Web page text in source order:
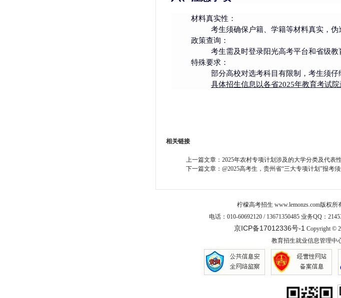
材料真实性 ：
考生须确保户籍、学籍等材料真实，伪
政策查询 ：
考生需及时登录阳光高考平台和省级
特殊要求 ：
部分高校对选考科目有限制，考生须仔
具体招生信息以各省2025年教育考试
相关链接
上一篇文章： 2025年农村专项计划涉及的大学分类及代表
下一篇文章： @2025高考生，贵州省“三大专项计划”报考
柠檬高考招生 www.lemonzs.com版权所
电话：010-60692120 / 13671350485 业务QQ：
京ICP备17012336号-1Copyright ©
教育招生就业信息管理中